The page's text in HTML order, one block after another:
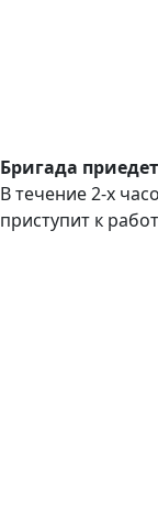
Бригада
В течение 2-х
приступит к